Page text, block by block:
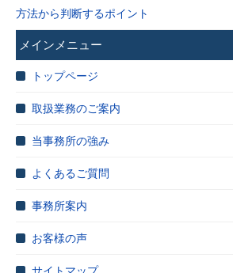
方法から判断するポイント
メインメニュー
トップページ
取扱業務のご案内
当事務所の強み
よくあるご質問
事務所案内
お客様の声